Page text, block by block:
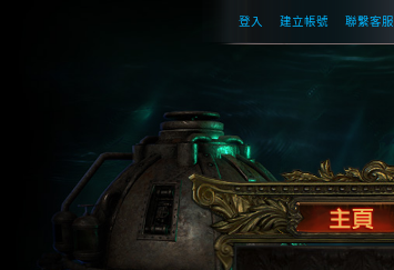
登入 建立帳號 聯繫客服